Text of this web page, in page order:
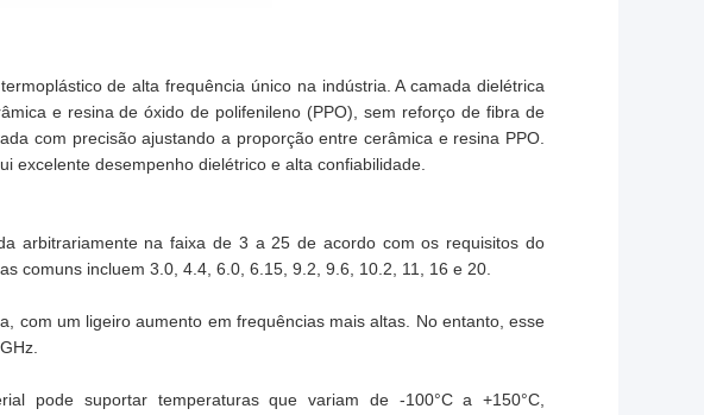
de alta frequência único na indústria. A camada dielétrica
e resina de óxido de polifenileno (PPO), sem reforço de fibra de
com precisão ajustando a proporção entre cerâmica e resina PPO.
excelente desempenho dielétrico e alta confiabilidade.
arbitrariamente na faixa de 3 a 25 de acordo com os requisitos do
comuns incluem 3.0, 4.4, 6.0, 6.15, 9.2, 9.6, 10.2, 11, 16 e 20.
com um ligeiro aumento em frequências mais altas. No entanto, esse
pode suportar temperaturas que variam de -100°C a +150°C,